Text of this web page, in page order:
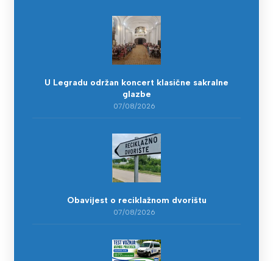
U Legradu održan koncert klasične sakralne
glazbe
07/08/2026
Obavijest o reciklažnom dvorištu
07/08/2026